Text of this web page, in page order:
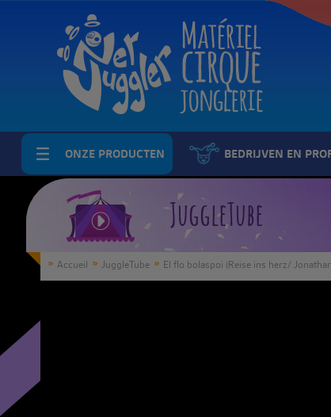
ONZE PRODUCTEN BEDRIJVEN EN
JuggleTube
Accueil JuggleTube El flo bolaspoi (Reise ins herz/